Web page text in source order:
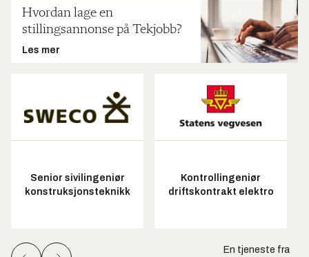
Hvordan lage en
stillingsannonse på Tekjobb?
Les mer
Senior sivilingeniør
konstruksjonsteknikk
Kontrollingeniør
driftskontrakt elektro
En tjeneste fra